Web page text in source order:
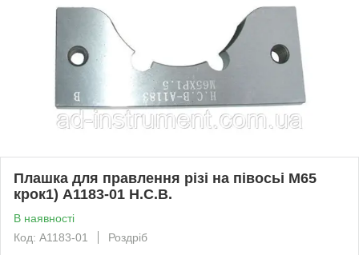
Плашка для правлення різі на півосьі M65
крок1) A1183-01 H.C.B.
В наявності
Код: A1183-01
Роздріб